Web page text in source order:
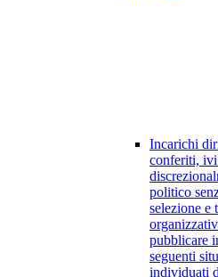
Incarichi
conferiti,
politico
selezione e
pubblicare
seguenti
individuati